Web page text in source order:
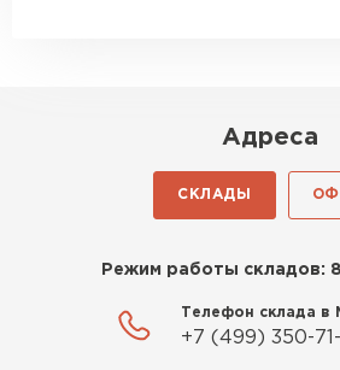
Адреса
СКЛАДЫ
Режим работы складов:
Телефон склада в
+7 (499) 350-71-